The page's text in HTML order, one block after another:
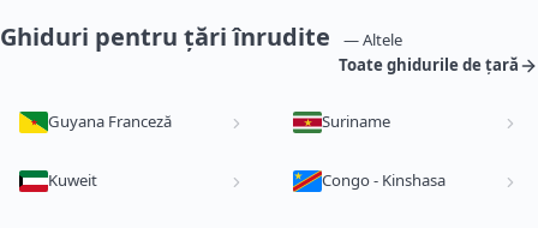
Ghiduri pentru țări înrudite
— Altele
Toate ghidurile de țară
Guyana Franceză Suriname
Kuweit Congo - Kinshasa